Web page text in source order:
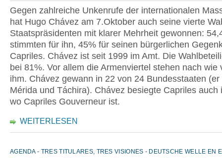
Gegen zahlreiche Unkenrufe der internationalen
hat Hugo Chávez am 7.Oktober auch seine vierte
Staatspräsidenten mit klarer Mehrheit gewonnen:
stimmten für ihn, 45% für seinen bürgerlichen
Capriles. Chávez ist seit 1999 im Amt. Die
bei 81%. Vor allem die Armenviertel stehen nach wie
ihm. Chávez gewann in 22 von 24 Bundesstaaten (er
Mérida und Táchira). Chávez besiegte Capriles auch
wo Capriles Gouverneur ist.
WEITERLESEN
AGENDA - TRES TITULARES, TRES VISIONES - DEUTSCHE WELLE EN